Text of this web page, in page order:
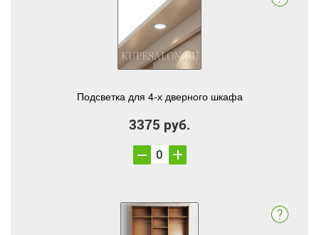
Подсветка для 4-х дверного шкафа
3375 руб.